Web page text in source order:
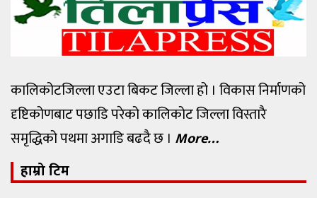
कालिकोटजिल्ला एउटा बिकट जिल्ला हो । विकास निर्माणको
दृष्टिकोणबाट पछाडि परेको कालिकोट जिल्ला विस्तारै
समृद्धिको पथमा अगाडि बढदै छ । More…
हाम्रो टिम